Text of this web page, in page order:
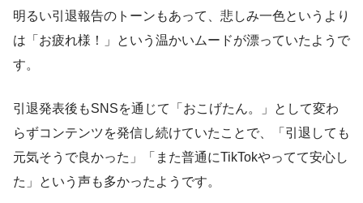
明るい引退報告のトーンもあって、悲しみ一色というより
は「お疲れ様！」という温かいムードが漂っていたようで
す。
引退発表後もSNSを通じて「おこげたん。」として変わ
らずコンテンツを発信し続けていたことで、「引退しても
元気そうで良かった」「また普通にTikTokやってて安心し
た」という声も多かったようです。